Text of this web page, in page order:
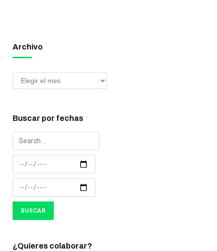
Archivo
Buscar por fechas
¿Quieres colaborar?